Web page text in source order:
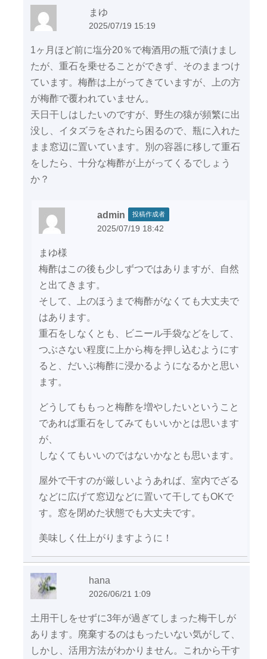
まゆ
2025/07/19 15:19
1ヶ月ほど前に塩分20％で梅酒用の瓶で漬けまし
たが、重石を乗せることができず、そのままつけ
ています。梅酢は上がってきていますが、上の方
が梅酢で覆われていません。
天日干しはしたいのですが、野生の猿が頻繁に出
没し、イタズラをされたら困るので、瓶に入れた
まま窓辺に置いています。別の容器に移して重石
をしたら、十分な梅酢が上がってくるでしょう
か？
admin 投稿作成者
2025/07/19 18:42
まゆ様
梅酢はこの後も少しずつではありますが、自然
と出てきます。
そして、上のほうまで梅酢がなくても大丈夫で
はあります。
重石をしなくとも、ビニール手袋などをして、
つぶさない程度に上から梅を押し込むようにす
ると、だいぶ梅酢に浸かるようになるかと思い
ます。
どうしてももっと梅酢を増やしたいということ
であれば重石をしてみてもいいかとは思います
が、
しなくてもいいのではないかなとも思います。
屋外で干すのが厳しいようあれば、室内でざる
などに広げて窓辺などに置いて干してもOKで
す。窓を閉めた状態でも大丈夫です。
美味しく仕上がりますように！
hana
2026/06/21 1:09
土用干しをせずに3年が過ぎてしまった梅干しが
あります。廃棄するのはもったいない気がして、
しかし、活用方法がわかりません。これから干す